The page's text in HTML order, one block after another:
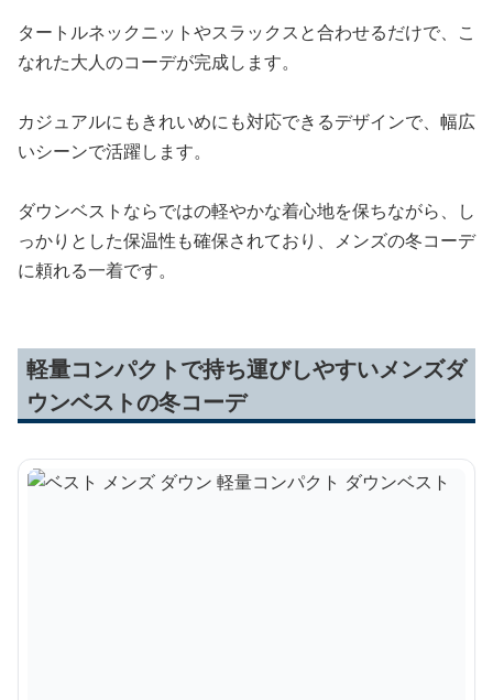
タートルネックニットやスラックスと合わせるだけで、こ
なれた大人のコーデが完成します。
カジュアルにもきれいめにも対応できるデザインで、幅広
いシーンで活躍します。
ダウンベストならではの軽やかな着心地を保ちながら、し
っかりとした保温性も確保されており、メンズの冬コーデ
に頼れる一着です。
軽量コンパクトで持ち運びしやすいメンズダ
ウンベストの冬コーデ